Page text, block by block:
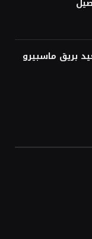
بريق ماسبيرو